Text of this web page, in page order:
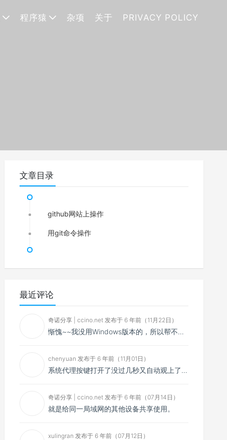
程序猿 杂项 关于 PRIVACY POLICY
文章目录
github网站上操作
用git命令操作
最近评论
奇诺分享 | ccino.net 发布于 6 年前（11月22日）
惭愧~~我没用Windows版本的，所以帮不了你~~
chenyuan 发布于 6 年前（11月01日）
系统代理按键打开了没过几秒又自动观上了，导致一直打开不了，是什么问题呢？感谢大佬，请帮帮忙！谢谢！
奇诺分享 | ccino.net 发布于 6 年前（07月14日）
就是给同一局域网的其他设备共享使用。
xulingran 发布于 6 年前（07月12日）